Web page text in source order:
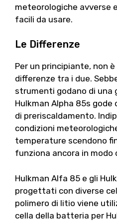
meteorologiche avverse
facili da usare.
Le Differenze
Per un principiante, non
differenze tra i due.
strumenti godano di una
Hulkman Alpha 85s
di preriscaldamento.
condizioni
temperature scendono
funziona ancora in modo
Hulkman Alfa 85 e gli
progettati con diverse
polimero di litio viene
cella della batteria per